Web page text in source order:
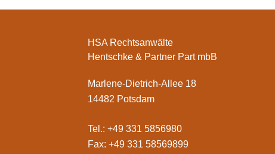
HSA Rechtsanwälte
Hentschke & Partner Part mbB
Marlene-Dietrich-Allee 18
14482 Potsdam
Tel.: +49 331 5856980
Fax: +49 331 58569899